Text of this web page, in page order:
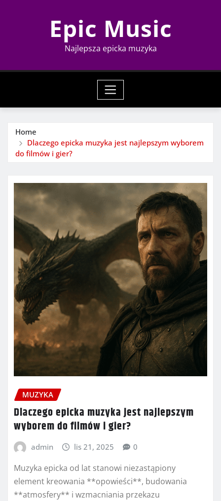
Epic Music
Najlepsza epicka muzyka
Home
Dlaczego epicka muzyka jest najlepszym wyborem
do filmów i gier?
MUZYKA
Dlaczego epicka muzyka jest najlepszym
wyborem do filmów i gier?
admin lis 21, 2025 0
Muzyka epicka od lat stanowi niezastąpiony
element kreowania **opowieści**, budowania
**atmosfery** i wzmacniania przekazu